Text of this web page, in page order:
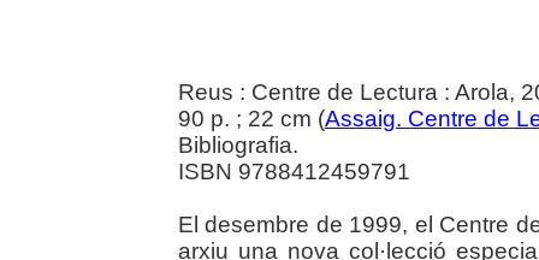
Reus : Centre de Lectura : Arola,
90 p. ; 22 cm (Assaig. Centre de
Bibliografia.
ISBN 9788412459791
El desembre de 1999, el Centre
arxiu una nova col·lecció